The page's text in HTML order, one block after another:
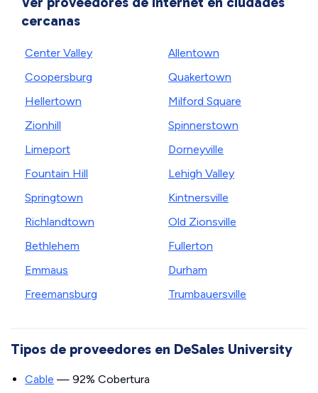
cercanas
Center Valley
Coopersburg
Hellertown
Zionhill
Limeport
Fountain Hill
Springtown
Richlandtown
Bethlehem
Emmaus
Freemansburg
Allentown
Quakertown
Milford Square
Spinnerstown
Dorneyville
Lehigh Valley
Kintnersville
Old Zionsville
Fullerton
Durham
Trumbauersville
Tipos de proveedores en DeSales University
Cable — 92% Cobertura